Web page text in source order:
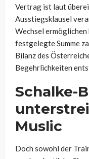
Vertrag ist laut
Ausstiegsklausel
Wechsel
festgelegte Summe
Bilanz des
Begehrlichkeiten
Schalke-
Muslic
Doch sowohl der